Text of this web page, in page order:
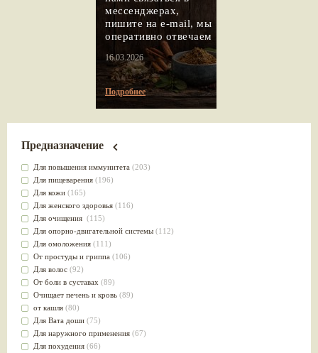
мессенджерах,
пишите на e-mail, мы
оперативно отвечаем
16.03.2026
Подробнее
Предназначение
Для повышения иммунитета (203)
Для пищеварения (196)
Для кожи (165)
Для женского здоровья (116)
Для очищения (115)
Для опорно-двигательной системы (112)
Для омоложения (111)
От простуды и гриппа (106)
Для волос (92)
От боли в суставах (89)
Очищает печень и кровь (89)
от кашля (80)
Для Вата доши (75)
Для наружного применения (67)
Для похудения (66)